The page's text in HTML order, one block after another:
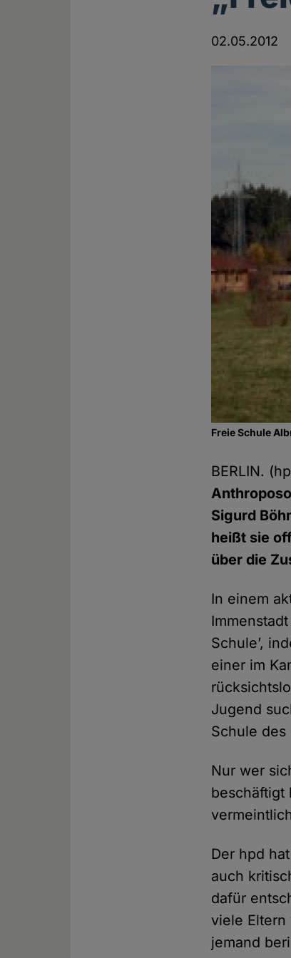
02.05.2012
Freie Schule
BERLIN.
Sigurd
heißt sie
über die
In einem
Schule’,
einer im
Jugend
Schule des
Nur wer
beschäftigt
Der hpd
auch
dafür
viele Eltern
jemand